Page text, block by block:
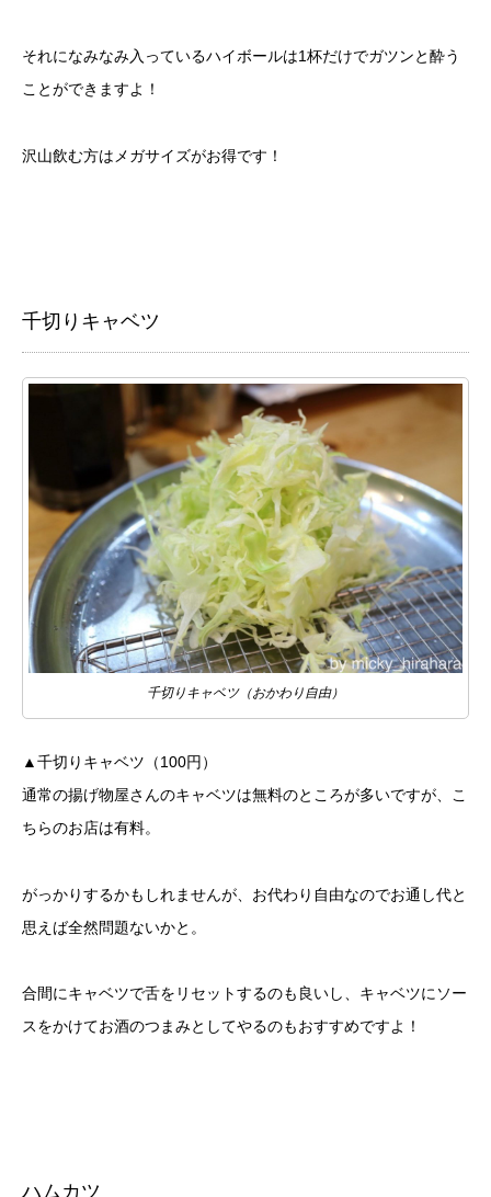
それになみなみ入っているハイボールは1杯だけでガツンと酔う
ことができますよ！
沢山飲む方はメガサイズがお得です！
千切りキャベツ
千切りキャベツ（おかわり自由）
▲千切りキャベツ（100円）
通常の揚げ物屋さんのキャベツは無料のところが多いですが、こ
ちらのお店は有料。
がっかりするかもしれませんが、お代わり自由なのでお通し代と
思えば全然問題ないかと。
合間にキャベツで舌をリセットするのも良いし、キャベツにソー
スをかけてお酒のつまみとしてやるのもおすすめですよ！
ハムカツ